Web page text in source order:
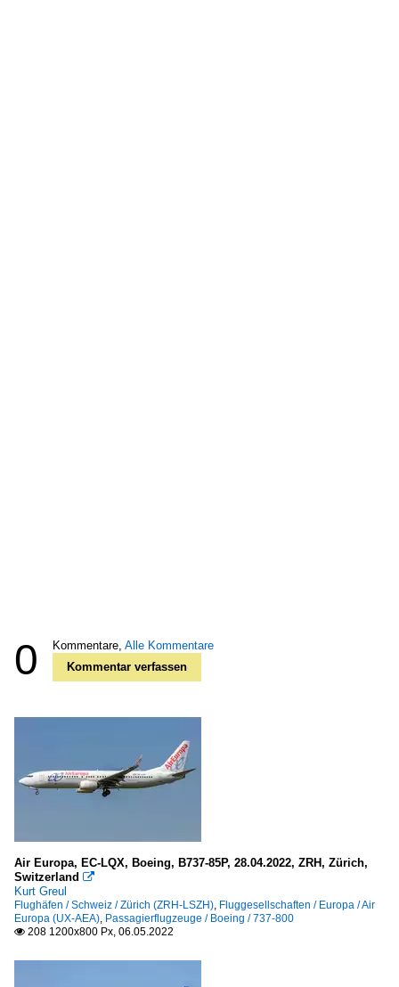
0 Kommentare, Alle Kommentare
Kommentar verfassen
Air Europa, EC-LQX, Boeing, B737-85P, 28.04.2022, ZRH, Zürich,
Switzerland 
Kurt Greul
Flughäfen / Schweiz / Zürich (ZRH-LSZH), Fluggesellschaften / Europa / Air
Europa (UX-AEA), Passagierflugzeuge / Boeing / 737-800
 208 1200x800 Px, 06.05.2022